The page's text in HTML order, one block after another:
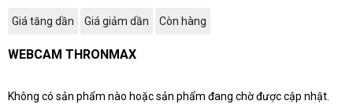
Giá tăng dần Giá giảm dần Còn hàng
WEBCAM THRONMAX
Không có sản phẩm nào hoặc sản phẩm đang chờ được cập nhật.